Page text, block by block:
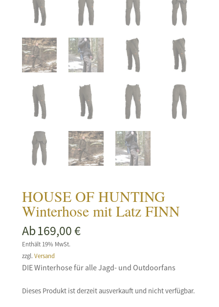
HOUSE OF HUNTING
Winterhose mit Latz FINN
Ab169,00€
Enthält 19% MwSt.
zzgl.Versand
DIE Winterhose für alle Jagd- und Outdoorfans
Dieses Produkt ist derzeit ausverkauft und nicht verfügbar.